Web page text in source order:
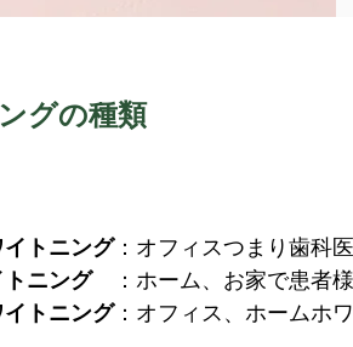
グの種類
トニング：オフィスつまり歯科
トニング
：ホーム、お家で患者
トニング：オフィス、ホームホ